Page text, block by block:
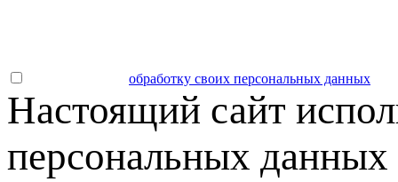
обработку своих персональных данных
Настоящий сайт
персональных данных